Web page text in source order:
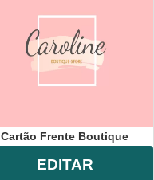
Cartão Frente Boutique
EDITAR